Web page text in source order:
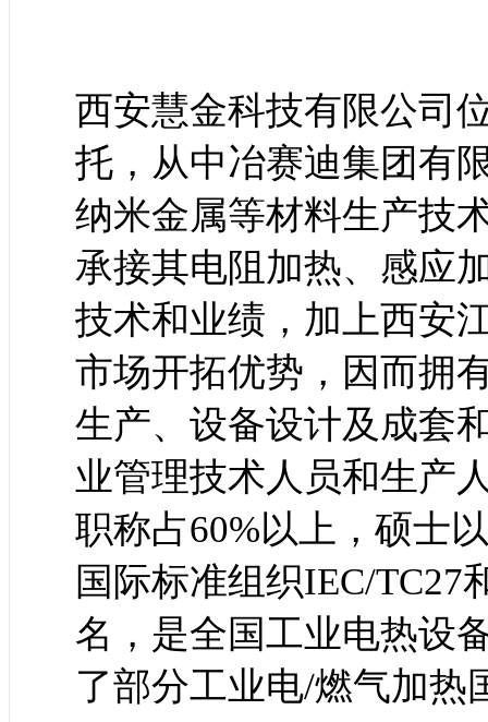
西安慧金科技有限公司
托，从中冶赛迪集团有
纳米金属等材料生产技
承接其电阻加热、感应
技术和业绩，加上西安
市场开拓优势，因而拥
生产、设备设计及成套
业管理技术人员和生产
职称占60%以上，硕士
国际标准组织IEC/TC27
名，是全国工业电热设
了部分工业电/燃气加热